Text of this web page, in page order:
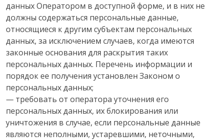
данных Оператором в доступной форме, и в них не
должны содержаться персональные данные,
относящиеся к другим субъектам персональных
данных, за исключением случаев, когда имеются
законные основания для раскрытия таких
персональных данных. Перечень информации и
порядок ее получения установлен Законом о
персональных данных;
— требовать от оператора уточнения его
персональных данных, их блокирования или
уничтожения в случае, если персональные данные
являются неполными, устаревшими, неточными,